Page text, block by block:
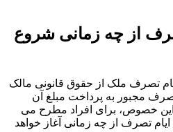
از چه زمانی شروع
تصرف ملک از حقوق قانونی مالک
مجبور به پرداخت مبلغ آن
این خصوص، برای افراد مطرح می
تصرف از چه زمانی آغاز خواهد